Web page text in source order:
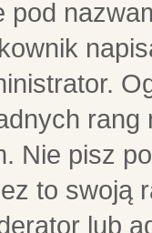
pod
Nie pisz
to swoją
lub